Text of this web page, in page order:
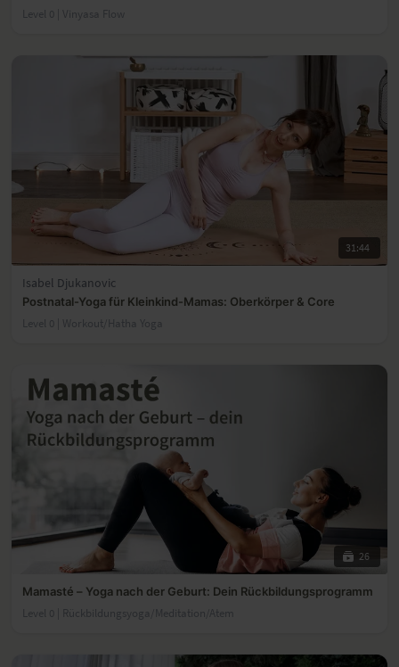
Level 0 | Vinyasa Flow
31:44
Isabel Djukanovic
Postnatal-Yoga für Kleinkind-Mamas: Oberkörper & Core
Level 0 | Workout/Hatha Yoga
26
Mamasté – Yoga nach der Geburt: Dein Rückbildungsprogramm
Level 0 | Rückbildungsyoga/Meditation/Atem